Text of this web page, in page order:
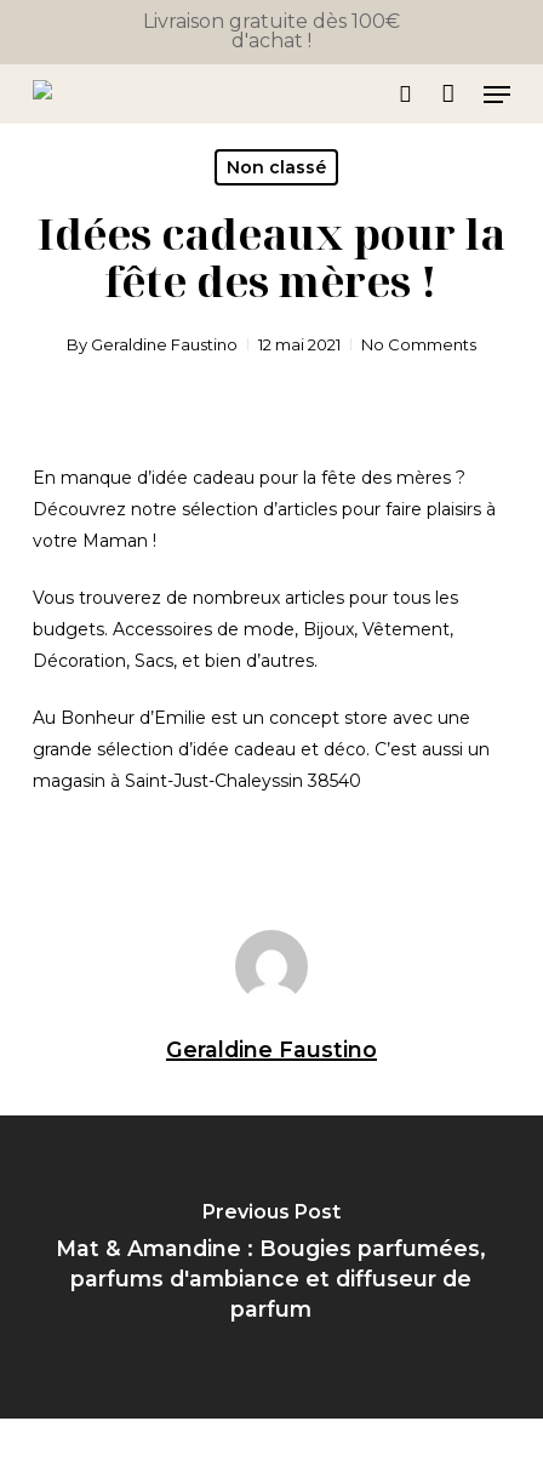
main
Livraison gratuite dès 100€
d'achat !
search
Non classé
Idées cadeaux pour la
fête des mères !
By Geraldine Faustino 12 mai 2021 No Comments
En manque d’idée cadeau pour la fête des mères ?
Découvrez notre sélection d’articles pour faire plaisirs à
votre Maman !
Vous trouverez de nombreux articles pour tous les
budgets. Accessoires de mode, Bijoux, Vêtement,
Décoration, Sacs, et bien d’autres.
Au Bonheur d’Emilie est un concept store avec une
grande sélection d’idée cadeau et déco. C’est aussi un
magasin à Saint-Just-Chaleyssin 38540
Geraldine Faustino
Previous Post
Mat & Amandine : Bougies parfumées,
parfums d'ambiance et diffuseur de
parfum